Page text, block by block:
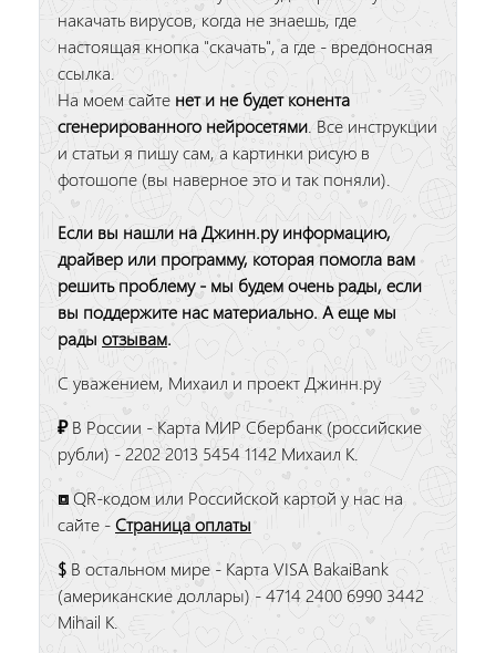
накачать вирусов, когда не знаешь, где
настоящая кнопка "скачать", а где - вредоносная
ссылка.
На моем сайте нет и не будет конента
сгенерированного нейросетями. Все инструкции
и статьи я пишу сам, а картинки рисую в
фотошопе (вы наверное это и так поняли).
Если вы нашли на Джинн.ру информацию,
драйвер или программу, которая помогла вам
решить проблему - мы будем очень рады, если
вы поддержите нас материально. А еще мы
рады отзывам.
С уважением, Михаил и проект Джинн.ру
₽В России - Карта МИР Сбербанк (российские
рубли) - 2202 2013 5454 1142 Михаил К.
⧈QR-кодом или Российской картой у нас на
сайте -Страница оплаты
$ В остальном мире - Карта VISA BakaiBank
(американские доллары) - 4714 2400 6990 3442
Mihail K.